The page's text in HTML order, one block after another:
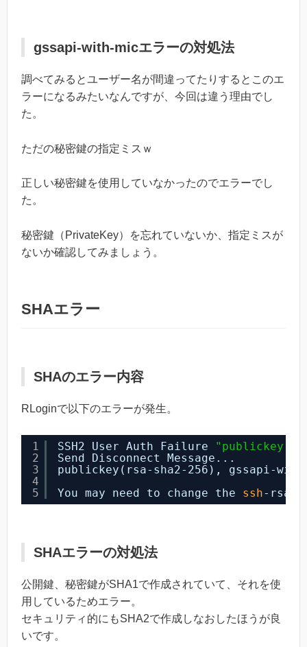
gssapi-with-micエラーの対処法
調べてみるとユーザー名が間違ってたりするとこのエ
ラーになるみたいなんですが、今回は違う理由でし
た。
ただの秘密鍵の指定ミスｗ
正しい秘密鍵を使用していなかったのでエラーでし
た。
秘密鍵（PrivateKey）を忘れていないか、指定ミスが
ないか確認してみましょう。
SHAエラー
SHAのエラー内容
RLoginで以下のエラーが発生。
1
2
3
4
5
SSH2 User Auth Failure
Send Disconnect Message...
publickey(rsa-sha2-256), gssapi-with-
You may need to change the ssh-rsa
SHAエラーの対処法
公開鍵、秘密鍵がSHA1で作成されていて、それを使
用しているためエラー。
セキュリティ的にもSHA2で作成しなおしたほうが良
いです。